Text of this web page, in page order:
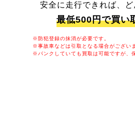
安全に走行できれば、ど
最低500円で買い
※防犯登録の抹消が必要です。
※事故車などは引取となる場合がございま
※パンクしていても買取は可能ですが、